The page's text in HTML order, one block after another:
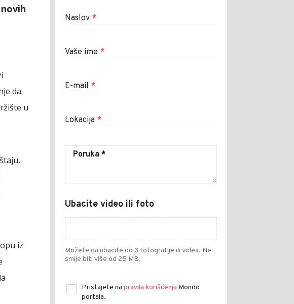
da
u
iz
Naslov *
Vaše ime *
E-mail *
Lokacija *
Ubacite video ili foto
Možete da ubacite do 3 fotografije ili videa. Ne
smije biti više od 25 MB.
Pristajete na pravila korišćenja Mondo
portala.